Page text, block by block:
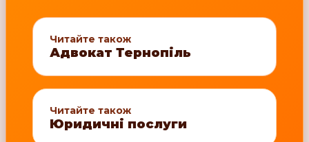
Читайте також
Адвокат Тернопіль
Читайте також
Юридичні послуги